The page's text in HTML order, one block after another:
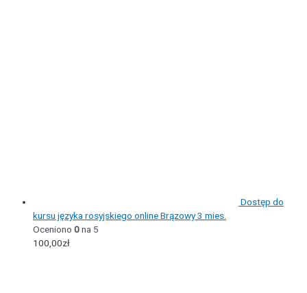
Dostęp do
kursu języka rosyjskiego online Brązowy 3 mies.
Oceniono 0na 5
100,00zł